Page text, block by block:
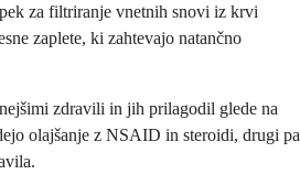
za filtriranje vnetnih snovi iz krvi
zaplete, ki zahtevajo natančno
zdravili in jih prilagodil glede na
olajšanje z NSAID in steroidi, drugi pa